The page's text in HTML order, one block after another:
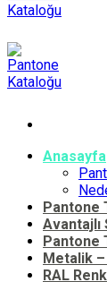
Anasayfa
Pantone
Avantajlı
Pantone
Metalik
RAL